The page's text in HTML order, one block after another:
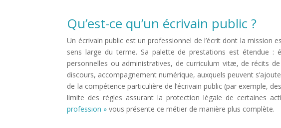
Qu’est-ce qu’un écrivain public ?
Un écrivain public est un professionnel de l’écrit dont la mission
sens large du terme. Sa palette de prestations est étendue :
personnelles ou administratives, de curriculum vitæ, de récits
discours, accompagnement numérique, auxquels peuvent
de la compétence particulière de l’écrivain public (par exemple,
limite des règles assurant la protection légale de certaines
profession » vous présente ce métier de manière plus complète.